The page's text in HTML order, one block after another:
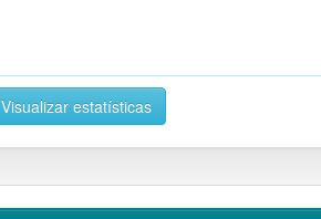
Visualizar estatísticas